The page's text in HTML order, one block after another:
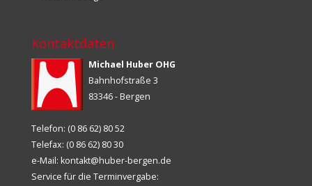
Kontaktdaten
Michael Huber OHG
Bahnhofstraße 3
83346 - Bergen
Telefon: (0 86 62) 80 52
Telefax: (0 86 62) 80 30
e-Mail: kontakt@huber-bergen.de
Service für die Terminvergabe: